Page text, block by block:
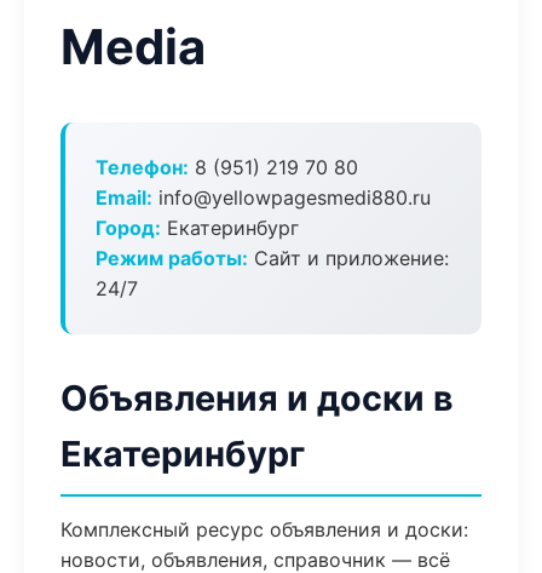
Media
Телефон: 8 (951) 219 70 80
Email: info@yellowpagesmedi880.ru
Город: Екатеринбург
Режим работы: Сайт и приложение:
24/7
Объявления и доски в
Екатеринбург
Комплексный ресурс объявления и доски:
новости, объявления, справочник — всё